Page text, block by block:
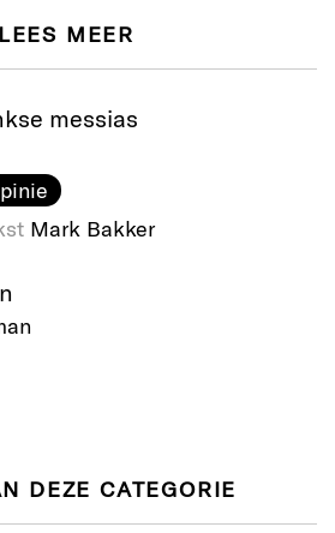
LEES MEER
messias
Mark Bakker
DEZE CATEGORIE